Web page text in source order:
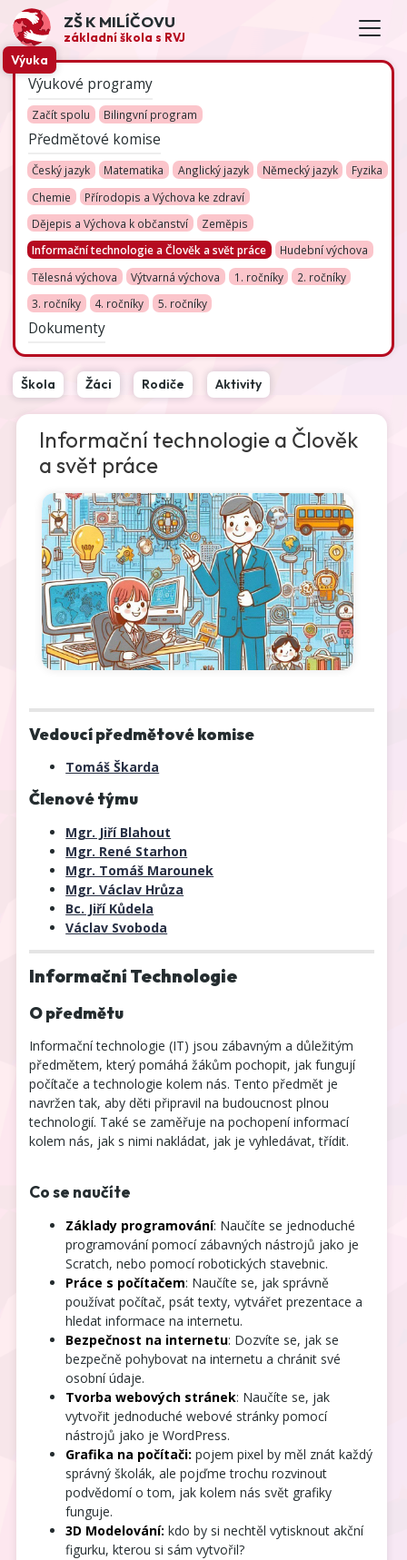
ZŠ K MILÍČOVU
základní škola s RVJ
Výuka
Výukové programy
Začít spolu Bilingvní program
Předmětové komise
Český jazyk Matematika Anglický jazyk Německý jazyk
Fyzika
Chemie
Přírodopis a Výchova ke zdraví
Dějepis a Výchova k občanství
Zeměpis
Informační technologie a Člověk a svět práce
Hudební výchova
Tělesná výchova
Výtvarná výchova 1. ročníky
2. ročníky
3. ročníky
4. ročníky 5. ročníky
Dokumenty
Škola Žáci Rodiče Aktivity
Informační technologie a Člověk
a svět práce
Vedoucí předmětové komise
Tomáš Škarda
Členové týmu
Mgr. Jiří Blahout
Mgr. René Starhon
Mgr. Tomáš Marounek
Mgr. Václav Hrůza
Bc. Jiří Kůdela
Václav Svoboda
Informační Technologie
O předmětu
Informační technologie (IT) jsou zábavným a důležitým
předmětem, který pomáhá žákům pochopit, jak fungují
počítače a technologie kolem nás. Tento předmět je
navržen tak, aby děti připravil na budoucnost plnou
technologií. Také se zaměřuje na pochopení informací
kolem nás, jak s nimi nakládat, jak je vyhledávat, třídit.
Co se naučíte
Základy programování: Naučíte se jednoduché
programování pomocí zábavných nástrojů jako je
Scratch, nebo pomocí robotických stavebnic.
Práce s počítačem: Naučíte se, jak správně
používat počítač, psát texty, vytvářet prezentace a
hledat informace na internetu.
Bezpečnost na internetu: Dozvíte se, jak se
bezpečně pohybovat na internetu a chránit své
osobní údaje.
Tvorba webových stránek: Naučíte se, jak
vytvořit jednoduché webové stránky pomocí
nástrojů jako je WordPress.
Grafika na počítači: pojem pixel by měl znát každý
správný školák, ale pojďme trochu rozvinout
podvědomí o tom, jak kolem nás svět grafiky
funguje.
3D Modelování: kdo by si nechtěl vytisknout akční
figurku, kterou si sám vytvořil?